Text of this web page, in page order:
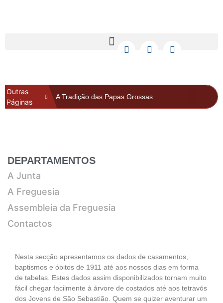
Outras
Páginas
A Tradição das Papas Grossas
Galeria
DEPARTAMENTOS
A Junta
A Freguesia
Assembleia da Freguesia
Contactos
Nesta secção apresentamos os dados de casamentos,
baptismos e óbitos de 1911 até aos nossos dias em forma
de tabelas. Estes dados assim disponibilizados tornam muito
fácil chegar facilmente à árvore de costados até aos tetravós
dos Jovens de São Sebastião. Quem se quizer aventurar um